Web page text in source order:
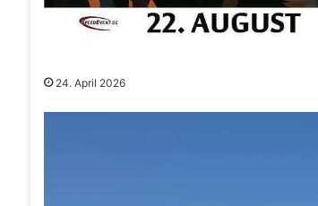
24. April 2026